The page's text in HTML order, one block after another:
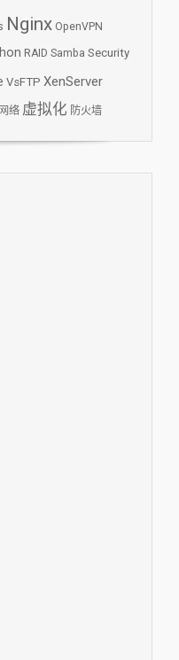
Nginx OpenVPN
RAID Samba Security
VsFTP XenServer
网络 虚拟化 防火墙